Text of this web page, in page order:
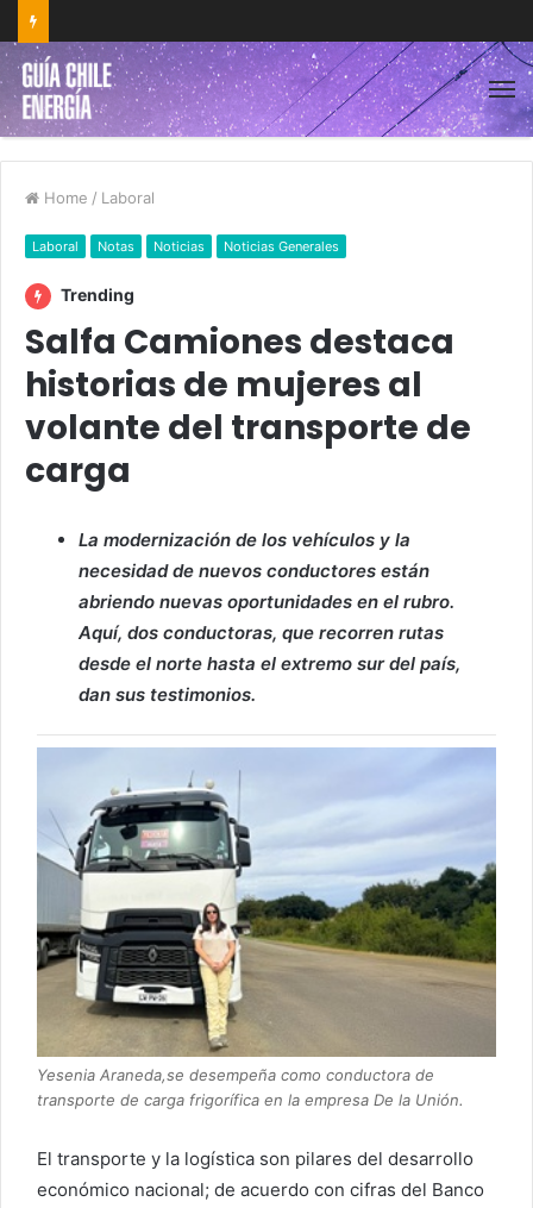
Home / Laboral
Laboral Notas Noticias Noticias Generales
Trending
Salfa Camiones destaca
historias de mujeres al
volante del transporte de
carga
La modernización de los vehículos y la
necesidad de nuevos conductores están
abriendo nuevas oportunidades en el rubro.
Aquí, dos conductoras, que recorren rutas
desde el norte hasta el extremo sur del país,
dan sus testimonios.
Yesenia Araneda,se desempeña como conductora de
transporte de carga frigorífica en la empresa De la Unión.
El transporte y la logística son pilares del desarrollo
económico nacional; de acuerdo con cifras del Banco